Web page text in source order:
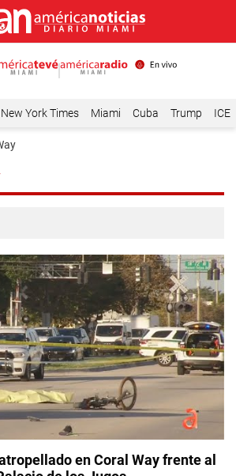
York Times Miami Cuba Trump ICE
en Coral Way frente al